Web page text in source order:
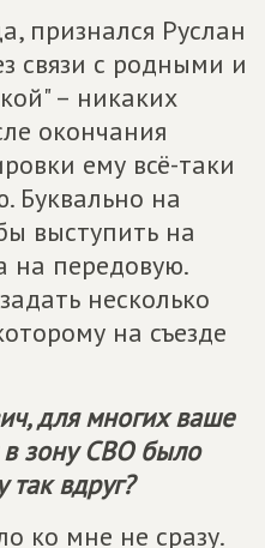
признался Руслан
связи с родными и
– никаких
окончания
ему всё-таки
Буквально на
выступить на
на передовую.
несколько
на съезде
для многих ваше
в зону СВО было
вдруг?
ко мне не сразу.